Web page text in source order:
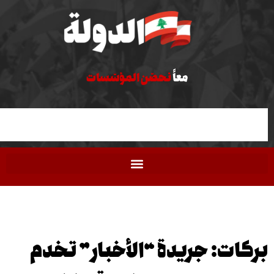
نحصّن المؤسّسات
جريدة “الأخبار” تخدم